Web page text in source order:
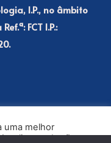
I.P., no âmbito
FCT I.P.:
uma melhor
clicar no botão